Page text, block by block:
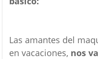
Las amantes del
en vacaciones, nos